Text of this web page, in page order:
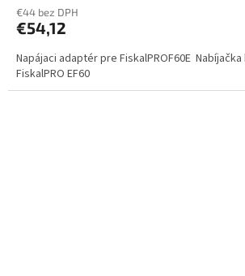
€44 bez DPH
€54,12
Napájaci adaptér pre FiskalPROF60E
FiskalPRO EF60